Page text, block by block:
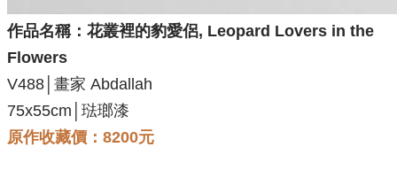
作品名稱： 花叢裡的豹愛侶, Leopard Lovers in the
Flowers
V488│畫家 Abdallah
75x55cm│琺瑯漆
原作收藏價：8200元